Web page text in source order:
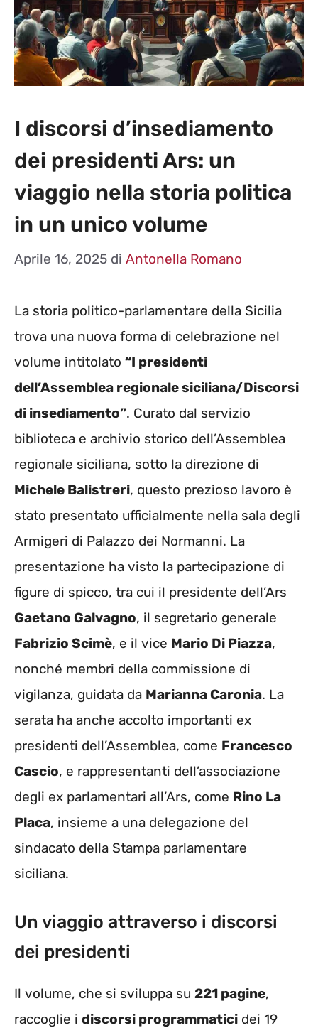
I discorsi d’insediamento
dei presidenti Ars: un
viaggio nella storia politica
in un unico volume
Aprile 16, 2025 di Antonella Romano
La storia politico-parlamentare della Sicilia
trova una nuova forma di celebrazione nel
volume intitolato “I presidenti
dell’Assemblea regionale siciliana/Discorsi
di insediamento”. Curato dal servizio
biblioteca e archivio storico dell’Assemblea
regionale siciliana, sotto la direzione di
Michele Balistreri, questo prezioso lavoro è
stato presentato ufficialmente nella sala degli
Armigeri di Palazzo dei Normanni. La
presentazione ha visto la partecipazione di
figure di spicco, tra cui il presidente dell’Ars
Gaetano Galvagno, il segretario generale
Fabrizio Scimè, e il vice Mario Di Piazza,
nonché membri della commissione di
vigilanza, guidata da Marianna Caronia. La
serata ha anche accolto importanti ex
presidenti dell’Assemblea, come Francesco
Cascio, e rappresentanti dell’associazione
degli ex parlamentari all’Ars, come Rino La
Placa, insieme a una delegazione del
sindacato della Stampa parlamentare
siciliana.
Un viaggio attraverso i discorsi
dei presidenti
Il volume, che si sviluppa su 221 pagine,
raccoglie i discorsi programmatici dei 19